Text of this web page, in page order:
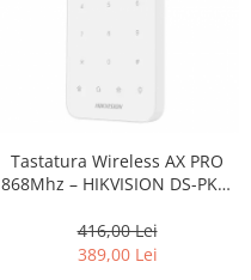
Tastatura Wireless AX PRO
868Mhz – HIKVISION DS-PK1-
416,00 Lei
389,00 Lei